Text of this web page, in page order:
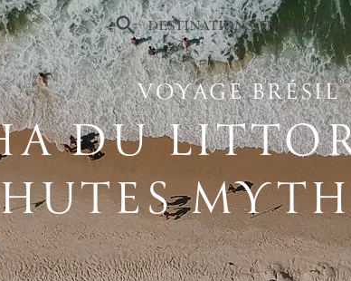
× DESTINATIONS
VOYAGE BRÉSIL
DU